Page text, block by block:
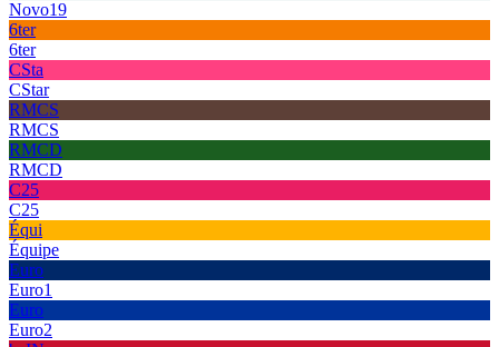
Novo19
6ter
6ter
CSta
CStar
RMCS
RMCS
RMCD
RMCD
C25
C25
Équi
Équipe
Euro
Euro1
Euro
Euro2